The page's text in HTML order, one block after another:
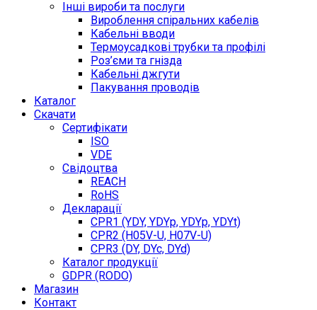
Інші вироби та послуги
Вироблення спіральних кабелів
Кабельні вводи
Термоусадкові трубки та профілі
Роз’єми та гнізда
Кабельні джгути
Пакування проводів
Каталог
Скачати
Сертифікати
ISO
VDE
Свідоцтва
REACH
RoHS
Декларації
CPR1 (YDY, YDYp, YDYp, YDYt)
CPR2 (H05V-U, H07V-U)
CPR3 (DY, DYc, DYd)
Каталог продукції
GDPR (RODO)
Магазин
Контакт